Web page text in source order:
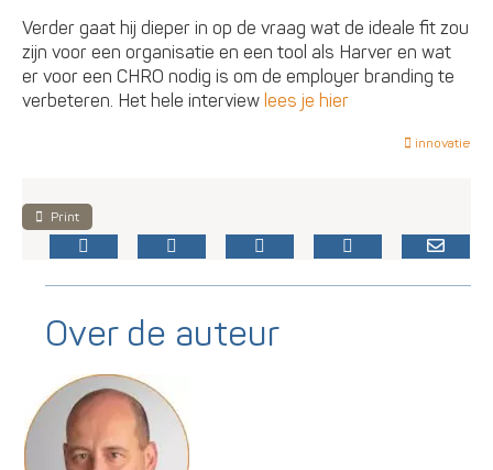
Verder gaat hij dieper in op de vraag wat de ideale fit zou
zijn voor een organisatie en een tool als Harver en wat
er voor een CHRO nodig is om de employer branding te
verbeteren. Het hele interviewlees je hier
innovatie
Print
Over de auteur